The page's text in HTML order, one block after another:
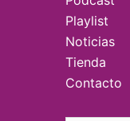
Playlist
Noticias
Tienda
Contacto